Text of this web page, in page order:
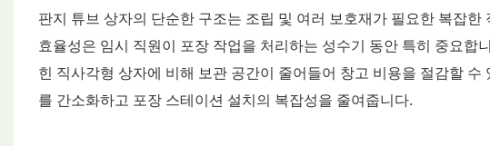
판지 튜브 상자의 단순한 구조는 조립 및 여러 보호재가 필요한 복잡
효율성은 임시 직원이 포장 작업을 처리하는 성수기 동안 특히 중요합
힌 직사각형 상자에 비해 보관 공간이 줄어들어 창고 비용을 절감할
를 간소화하고 포장 스테이션 설치의 복잡성을 줄여줍니다.